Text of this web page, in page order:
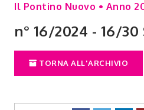
Il Pontino Nuovo • Anno
n° 16/2024 - 16/
TORNA ALL'ARCHIVIO